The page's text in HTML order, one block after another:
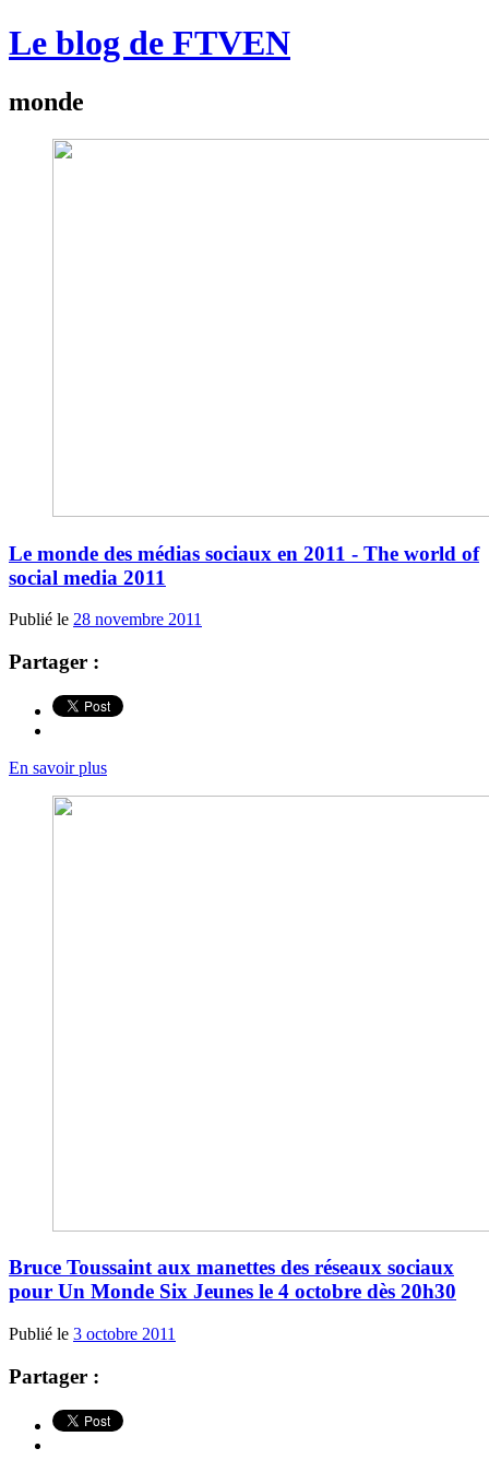
Le blog de FTVEN
monde
Le monde des médias sociaux en 2011 - The world of
social media 2011
Publié le 28 novembre 2011
Partager :
En savoir plus
Bruce Toussaint aux manettes des réseaux sociaux
pour Un Monde Six Jeunes le 4 octobre dès 20h30
Publié le 3 octobre 2011
Partager :